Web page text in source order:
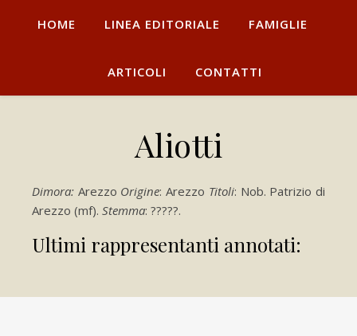
HOME LINEA EDITORIALE FAMIGLIE
ARTICOLI CONTATTI
Aliotti
Dimora: Arezzo Origine: Arezzo Titoli: Nob. Patrizio di
Arezzo (mf). Stemma: ?????.
Ultimi rappresentanti annotati: